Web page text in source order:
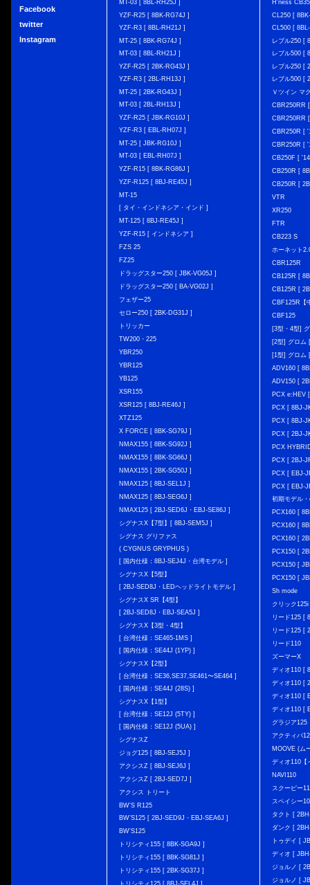
Facebook
twitter
Instagram
MT-03 [ 8BL-RH25J ]
YZF-R25 [ 8BK-RG74J ]
YZF-R3 [ 8BL-RH21J ]
MT-25 [ 8BK-RG74J ]
MT-03 [ 8BL-RH21J ]
YZF-R25 [ 2BK-RG43J ]
YZF-R3 [ 2BL-RH13J ]
MT-25 [ 2BK-RG43J ]
MT-03 [ 2BL-RH13J ]
YZF-R25 [ JBK-RG10J ]
YZF-R3 [ EBL-RH07J ]
MT-25 [ JBK-RG10J ]
MT-03 [ EBL-RH07J ]
YZF-R15 [ 8BK-RG86J ]
YZF-R125 [ 8BJ-RE45J ]
MT-15
[ タイ・インドネシア・インド ]
MT-125 [ 8BJ-RE45J ]
YZF-R15 [ インドネシア ]
FZS 25
FZ25
ドラッグスター250 [ JBK-VG05J ]
ドラッグスター250 [ BA-VG02J ]
フェザー25
セロー250 [ 2BK-DG31J ]
トリッカー
TW200・225
YBR250
YBR125
YB125
XSR155
XSR125 [ 8BJ-RE46J ]
XTZ125
X FORCE [ 8BK-SG79J ]
NMAX155 [ 8BK-SG92J ]
NMAX155 [ 8BK-SG66J ]
NMAX155 [ 2BK-SG50J ]
NMAX125 [ 8BJ-SEL1J ]
NMAX125 [ 8BJ-SEG6J ]
NMAX125 [ 2BJ-SED6J・EBJ-SE86J ]
シグナスX【7型】[ 8BJ-SEM5J ]
シグナス グリファス
( CYGNUS GRYPHUS )
[ 国内仕様：8BJ-SEJ4J・台湾モデル ]
シグナスX【5型】
[ 2BJ-SED8J・LEDヘッドライトモデル ]
シグナスX SR【4型】
[ 2BJ-SED8J・EBJ-SEA5J ]
シグナスX【3型・4型】
[ 台湾仕様：SE465-1MS ]
[ 国内仕様：SE44J (1YP) ]
シグナスX【2型】
[ 台湾仕様：SE36,SE37,SE461〜SE464 ]
[ 国内仕様：SE44J (28S) ]
シグナスX【1型】
[ 台湾仕様：SE12J (5TY) ]
[ 国内仕様：SE12J (5UA) ]
シグナスZ
ジョグ125 [ 8BJ-SEJ5J ]
アクシスZ [ 8BJ-SEJ6J ]
アクシスZ [ 2BJ-SED7J ]
アクシス トリート
BW'S R125
BW’S125 [ 2BJ-SED9J・EBJ-SEA6J ]
BW'S125
トリシティ155 [ 8BK-SGA9J ]
トリシティ155 [ 8BK-SG81J ]
トリシティ155 [ 2BK-SG37J ]
トリシティ125 [ 8BJ-SEL4J ]
H'ness
CL250 [
CL500 [
レブル250 [
レブル500 [
レブル250 [
レブル500 [
Ｖツイン マ
CBR250RR
CBR250RR
CBR250R [
CBR250R [
CB250F [
CB250R [
CB250R [
VTR
XR250
FTR
CB223 S
ホーネット
CBR125R
CB125R [
CB125R [
CBF125R【
CBF125
[3型・4型]
[2型] グロム
[1型] グロム
ADV160 [
ADV150 [
PCX e:HEV
PCX [ 8BJ-
PCX [ 8BJ-
PCX [ 2BJ-
PCX
PCX [ 2BJ-
PCX [ EBJ-
PCX [ EBJ-
初期モデル
PCX160 [
PCX160 [
PCX160 [
PCX150 [
PCX150 [
PCX150 [
Sh mode
クリック
リード125 [
リード125 [
リード110
ズーマーX
ディオ110 [
ディオ110 [
ディオ110 [
ディオ110 [
グラジア125
アクティバ
MOOVE (ム
ディオ110【
NAVI110
スクーピー
スペイシー
タクト [
ダンク [
トゥデイ [
ディオ [
ジョルノ [
ジョルノ [